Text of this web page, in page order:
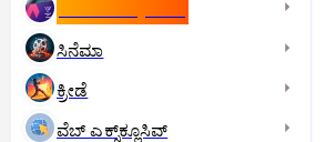
ಸಿನೆಮಾ
ಕ್ರೀಡೆ
ವೆಬ್ ಎಕ್ಸ್‌ಕ್ಲೂಸಿವ್